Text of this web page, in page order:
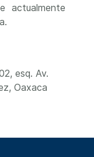
actualmente
esq. Av.
Oaxaca